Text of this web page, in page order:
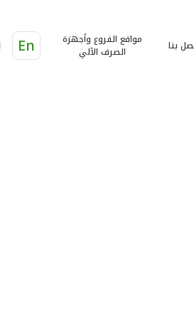
بنا
مواقع الفروع وأجهزة
الصرف الآلي
En